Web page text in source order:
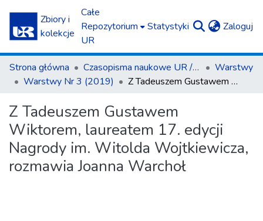
Zbiory i
kolekcje
Całe
Repozytorium
UR
Statystyki Zaloguj
Strona główna Czasopisma naukowe UR / Scientific Journals
Warstwy
Warstwy Nr 3 (2019)
Z Tadeuszem Gustawem Wiktorem, laureatem 17. edycji Nagrody im. Witolda Wojtkiewicza, rozmawia Joanna Warchoł
Z Tadeuszem Gustawem
Wiktorem, laureatem 17. edycji
Nagrody im. Witolda Wojtkiewicza,
rozmawia Joanna Warchoł